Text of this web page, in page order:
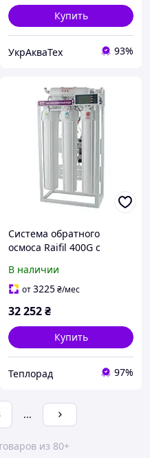
Купить
УкрАкваТех 93%
Система обратного
осмоса Raifil 400G с
В наличии
от3225₴/мес
32 252₴
Купить
Теплорад 97%
...
из 80+